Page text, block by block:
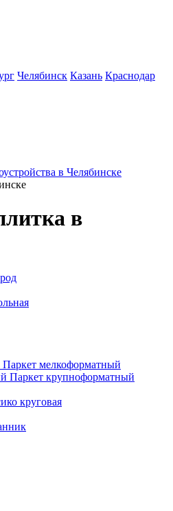
Челябинск Казань Краснодар
в Челябинске
в
Паркет мелкоформатный
Паркет крупноформатный
круговая